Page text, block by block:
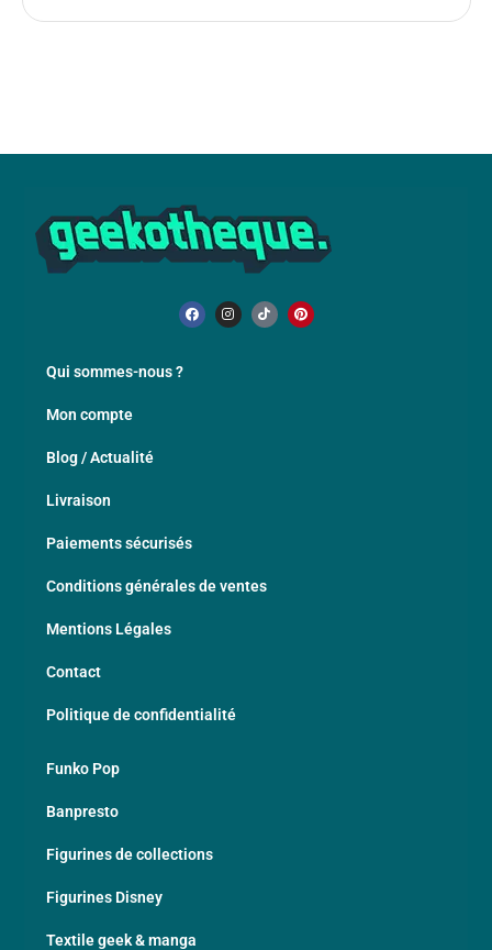
Qui sommes-nous ?
Mon compte
Blog / Actualité
Livraison
Paiements sécurisés
Conditions générales de ventes
Mentions Légales
Contact
Politique de confidentialité
Funko Pop
Banpresto
Figurines de collections
Figurines Disney
Textile geek & manga